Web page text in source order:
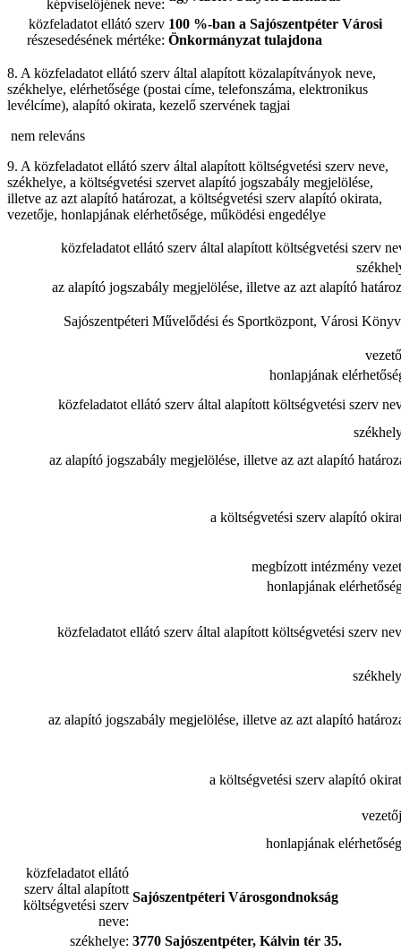
képviselőjének neve:
közfeladatot ellátó szerv
részesedésének mértéke:
100 %-ban a Sajószentpéter Városi
Önkormányzat tulajdona
8. A közfeladatot ellátó szerv által alapított közalapítványok neve,
székhelye, elérhetősége (postai címe, telefonszáma, elektronikus
levélcíme), alapító okirata, kezelő szervének tagjai
nem releváns
9. A közfeladatot ellátó szerv által alapított költségvetési szerv neve,
székhelye, a költségvetési szervet alapító jogszabály megjelölése,
illetve az azt alapító határozat, a költségvetési szerv alapító okirata,
vezetője, honlapjának elérhetősége, működési engedélye
közfeladatot ellátó szerv által alapított költségvetési szerv
az alapító jogszabály megjelölése, illetve az azt alapító
Sajószentpéteri Művelődési és Sportközpont, Városi
honlapjának
közfeladatot ellátó szerv által alapított költségvetési szerv
az alapító jogszabály megjelölése, illetve az azt alapító
a költségvetési szerv alapító
megbízott intézmény
honlapjának
közfeladatot ellátó szerv által alapított költségvetési szerv
az alapító jogszabály megjelölése, illetve az azt alapító
a költségvetési szerv alapító
honlapjának
közfeladatot ellátó
szerv által alapított
költségvetési szerv
neve:
Sajószentpéteri Városgondnokság
székhelye: 3770 Sajószentpéter, Kálvin tér 35.